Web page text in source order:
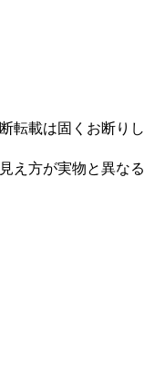
転載は固くお断りし
え方が実物と異なる